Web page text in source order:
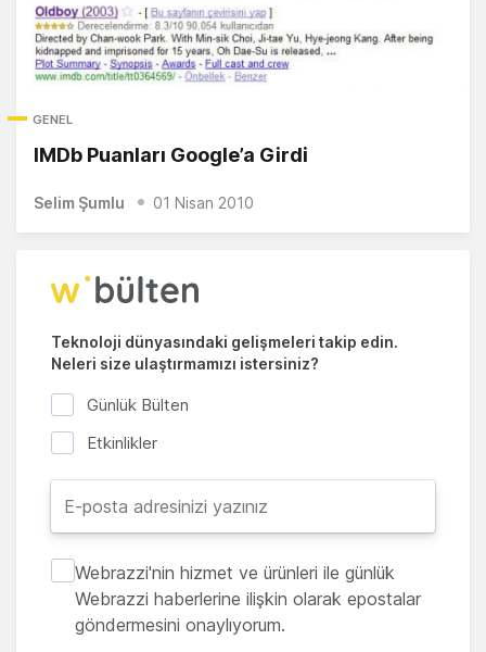
GENEL
IMDb Puanları Google’a Girdi
Selim Şumlu 01 Nisan 2010
Teknoloji dünyasındaki gelişmeleri takip edin.
Neleri size ulaştırmamızı istersiniz?
Günlük Bülten
Etkinlikler
Webrazzi'nin hizmet ve ürünleri ile günlük
Webrazzi haberlerine ilişkin olarak epostalar
göndermesini onaylıyorum.